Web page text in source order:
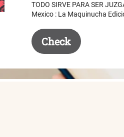
$ 50.50.
$ 35.50.
TODO SIRVE PARA SER
Mexico : La Maquinucha
Check